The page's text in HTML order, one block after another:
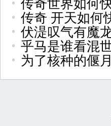
传奇世界如何
传奇 开天如何
伏湜叹气有魔
乎马是谁看混
为了核种的偃